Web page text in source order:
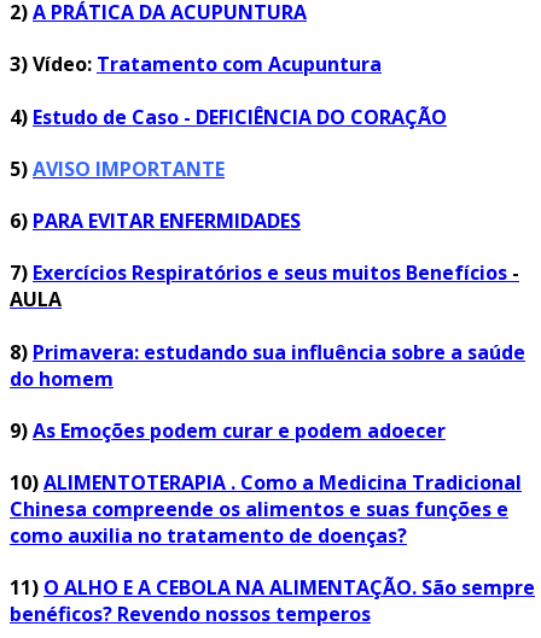
2)A PRÁTICA DA ACUPUNTURA
3)Vídeo: Tratamento com Acupuntura
4) Estudo de Caso - DEFICIÊNCIA DO CORAÇÃO
5)AVISO IMPORTANTE
6) PARA EVITAR ENFERMIDADES
7) Exercícios Respiratórios e seus muitos Benefícios -
AULA
8) Primavera: estudando sua influência sobre a saúde
do homem
9)As Emoções podem curar e podem adoecer
10)ALIMENTOTERAPIA . Como a Medicina Tradicional
Chinesa compreende os alimentos e suas funções e
como auxilia no tratamento de doenças?
11) O ALHO E A CEBOLA NA ALIMENTAÇÃO. São sempre
benéficos? Revendo nossos temperos